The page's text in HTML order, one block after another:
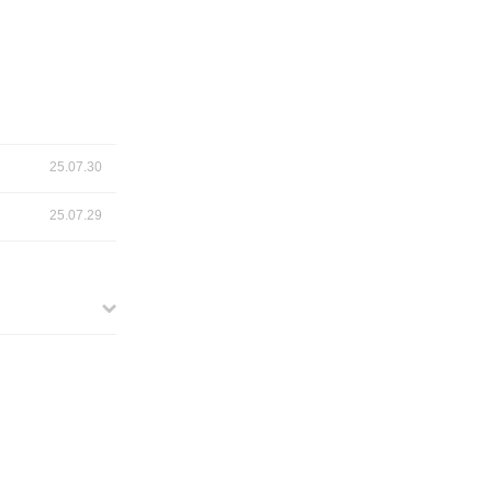
25.07.30
25.07.29